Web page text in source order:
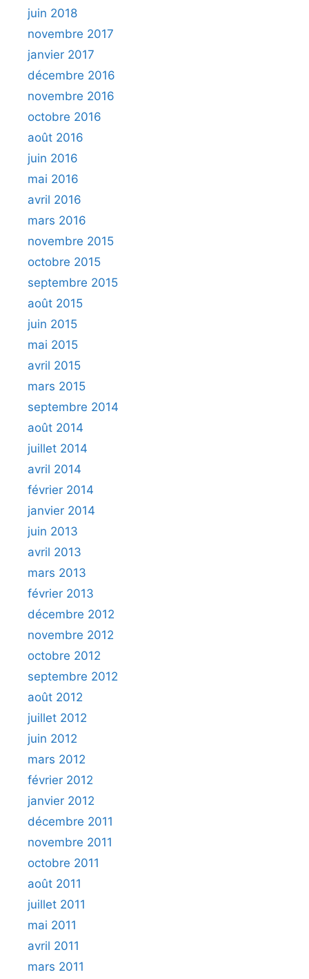
juin 2018
novembre 2017
janvier 2017
décembre 2016
novembre 2016
octobre 2016
août 2016
juin 2016
mai 2016
avril 2016
mars 2016
novembre 2015
octobre 2015
septembre 2015
août 2015
juin 2015
mai 2015
avril 2015
mars 2015
septembre 2014
août 2014
juillet 2014
avril 2014
février 2014
janvier 2014
juin 2013
avril 2013
mars 2013
février 2013
décembre 2012
novembre 2012
octobre 2012
septembre 2012
août 2012
juillet 2012
juin 2012
mars 2012
février 2012
janvier 2012
décembre 2011
novembre 2011
octobre 2011
août 2011
juillet 2011
mai 2011
avril 2011
mars 2011